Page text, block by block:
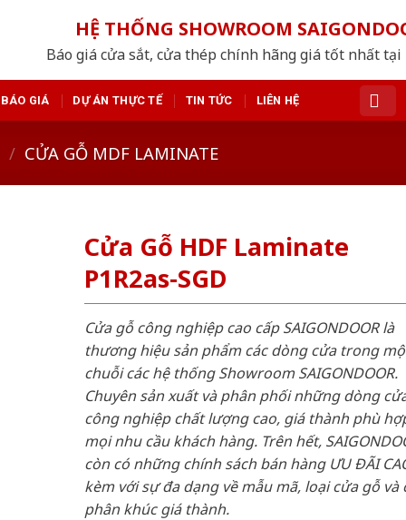
HỆ THỐNG SHOWROOM
Báo giá cửa sắt, cửa thép chính hãng giá tốt nhất tại
BÁO GIÁ DỰ ÁN THỰC TẾ TIN TỨC LIÊN HỆ
/ CỬA GỖ MDF LAMINATE
Cửa Gỗ HDF Laminate
P1R2as-SGD
Cửa gỗ công nghiệp cao cấp SAIGONDOOR là
thương hiệu sản phẩm các dòng cửa trong
chuỗi các hệ thống Showroom SAIGONDOOR.
Chuyên sản xuất và phân phối những dòng
công nghiệp chất lượng cao, giá thành phù
mọi nhu cầu khách hàng. Trên hết,
còn có những chính sách bán hàng ƯU ĐÃI
kèm với sự đa dạng về mẫu mã, loại cửa gỗ và
phân khúc giá thành.